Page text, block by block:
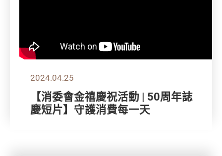
2024.04.25
【消委會金禧慶祝活動 | 50周年誌
慶短片】守護消費每一天